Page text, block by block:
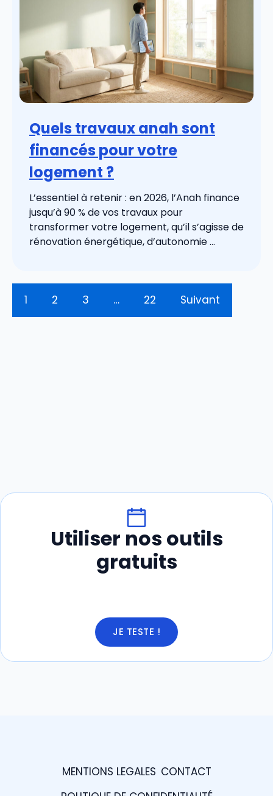
Quels travaux anah sont
financés pour votre
logement ?
L’essentiel à retenir : en 2026, l’Anah finance
jusqu’à 90 % de vos travaux pour
transformer votre logement, qu’il s’agisse de
rénovation énergétique, d’autonomie ...
1 2 3 … 22 Suivant
Utiliser nos outils
gratuits
JE TESTE !
MENTIONS LEGALES CONTACT